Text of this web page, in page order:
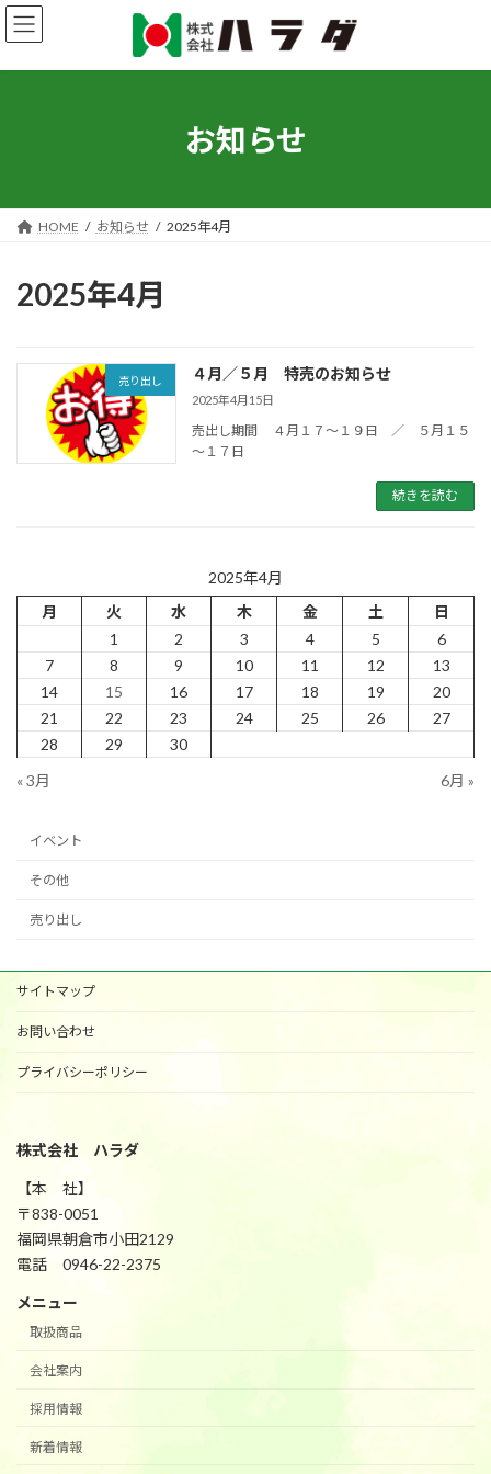
コ
ン
ン
プ
ナ
ビ
ー
動
お知らせ
HOME お知らせ 2025年4月
2025年4月
売り出し ４月／５月 特売のお知らせ
2025年4月15日
売出し期間 ４月１７～１９日 ／ ５月１５
～１７日
続きを読む
2025年4月
月
火 水 木 金 土
日
1
2 3 4 5
6
7
8 9 10 11 12
13
14
15 16 17 18 19
20
21
22 23 24 25 26
27
28
29
30
« 3月
6月 »
イベント
その他
売り出し
サイトマップ
お問い合わせ
プライバシーポリシー
株式会社 ハラダ
【本 社】
〒838-0051
福岡県朝倉市小田2129
電話 0946-22-2375
メニュー
取扱商品
会社案内
採用情報
新着情報